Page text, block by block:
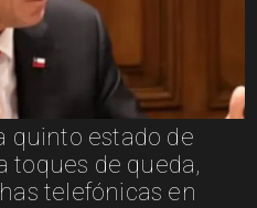
quinto estado de
toques de queda,
telefónicas en